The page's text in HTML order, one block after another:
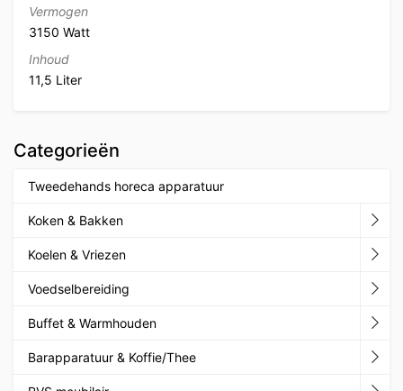
Vermogen
3150 Watt
Inhoud
11,5 Liter
Categorieën
Tweedehands horeca apparatuur
Koken & Bakken
Koelen & Vriezen
Voedselbereiding
Buffet & Warmhouden
Barapparatuur & Koffie/Thee